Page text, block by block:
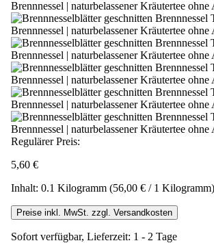
Regulärer Preis:
5,60 €
Inhalt: 0.1 Kilogramm (56,00 € / 1 Kilogramm)
Preise inkl. MwSt. zzgl. Versandkosten
Sofort verfügbar, Lieferzeit: 1 - 2 Tage